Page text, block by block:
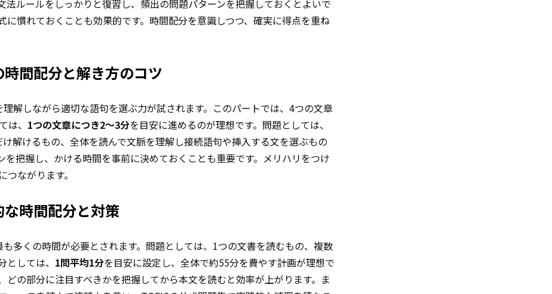
ルールをしっかりと復習し、頻出の問題パターンを把握しておくとよいで
に慣れておくことも効果的です。時間配分を意識しつつ、確実に得点を重ね
間配分と解き方のコツ
解しながら適切な語句を選ぶ力が試されます。このパートでは、4つの文章
、 1つの文章につき2〜3分を目安に進めるのが理想です。問題としては、
解けるもの、全体を読んで文脈を理解し接続語句や挿入する文を選ぶもの
把握し、かける時間を事前に決めておくことも重要です。メリハリをつけ
ながります。
時間配分と対策
多くの時間が必要とされます。問題としては、1つの文書を読むもの、複数
しては、 1問平均1分を目安に設定し、全体で約55分を費やす計画が理想で
の部分に注目すべきかを把握してから本文を読むと効率が上がります。ま